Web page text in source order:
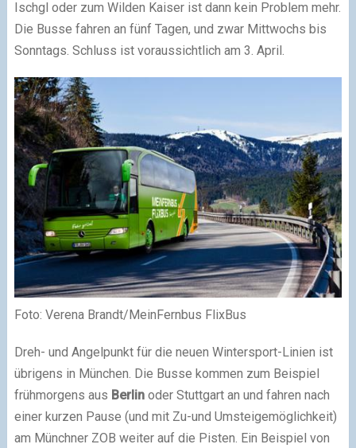
Ischgl oder zum Wilden Kaiser ist dann kein Problem mehr.
Die Busse fahren an fünf Tagen, und zwar Mittwochs bis
Sonntags. Schluss ist voraussichtlich am 3. April.
Foto: Verena Brandt/MeinFernbus FlixBus
Dreh- und Angelpunkt für die neuen Wintersport-Linien ist
übrigens in München. Die Busse kommen zum Beispiel
frühmorgens aus Berlinoder Stuttgart an und fahren nach
einer kurzen Pause (und mit Zu-und Umsteigemöglichkeit)
am Münchner ZOB weiter auf die Pisten. Ein Beispiel von